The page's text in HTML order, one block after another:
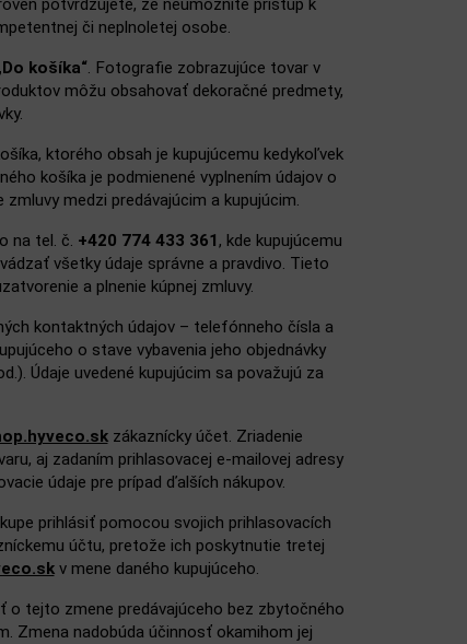
potvrdzujete, že neumožníte prístup k
či neplnoletej osobe.
košíka“. Fotografie zobrazujúce tovar v
môžu obsahovať dekoračné predmety,
ktorého obsah je kupujúcemu kedykoľvek
košíka je podmienené vyplnením údajov o
medzi predávajúcim a kupujúcim.
na tel. č. +420 774 433 361, kde kupujúcemu
všetky údaje správne a pravdivo. Tieto
a plnenie kúpnej zmluvy.
kontaktných údajov – telefónneho čísla a
o stave vybavenia jeho objednávky
Údaje uvedené kupujúcim sa považujú za
zákaznícky účet. Zriadenie
aj zadaním prihlasovacej e‑mailovej adresy
údaje pre prípad ďalších nákupov.
prihlásiť pomocou svojich prihlasovacích
účtu, pretože ich poskytnutie tretej
v mene daného kupujúceho.
o tejto zmene predávajúceho bez zbytočného
Zmena nadobúda účinnosť okamihom jej